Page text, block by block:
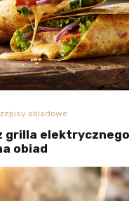
obiadowe
grilla
obiad